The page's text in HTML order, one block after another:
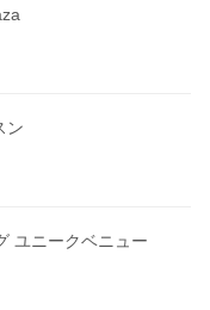
ン
ユニークベニュー